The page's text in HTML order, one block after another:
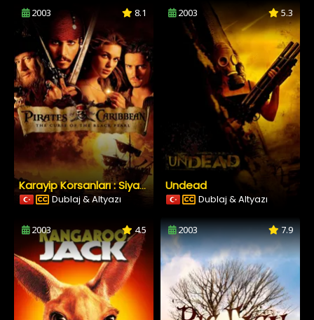
2003 8.1
Karayip Korsanları : Siyah İnci’nin Laneti
Dublaj & Altyazı
2003 5.3
Undead
Dublaj & Altyazı
2003 4.5 2003 7.9